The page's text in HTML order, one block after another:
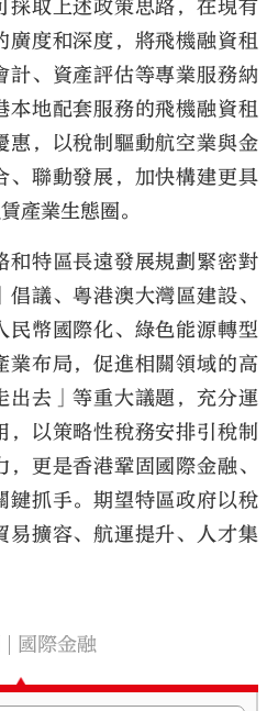
採取上述政策思路，在現有
廣度和深度，將飛機融資租
計、資產評估等專業服務納
本地配套服務的飛機融資租
惠，以稅制驅動航空業與金
、聯動發展，加快構建更具
產業生態圈。
和特區長遠發展規劃緊密對
議、粵港澳大灣區建設、
民幣國際化、綠色能源轉型
業布局，促進相關領域的高
出去」等重大議題，充分運
以策略性稅務安排引稅制
更是香港鞏固國際金融、
鍵抓手。期望特區政府以稅
易擴容、航運提升、人才集
國際金融